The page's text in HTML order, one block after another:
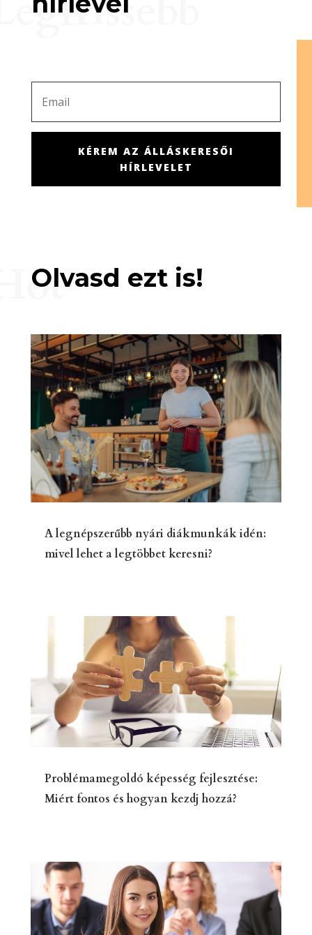
KÉREM AZ ÁLLÁSKERESŐI
HÍRLEVELET
Olvasd ezt is!
A legnépszerűbb nyári diákmunkák idén:
mivel lehet a legtöbbet keresni?
Problémamegoldó képesség fejlesztése:
Miért fontos és hogyan kezdj hozzá?